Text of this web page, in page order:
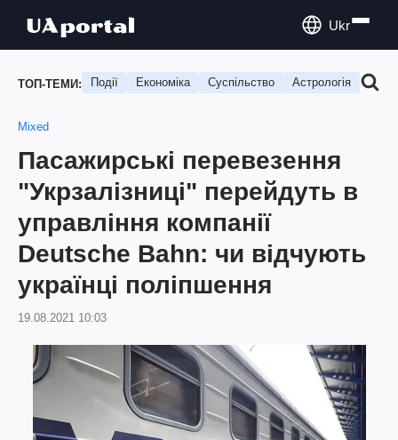
Ukr
ТОП-ТЕМИ: Події Економіка Суспільство Астрологія
Mixed
Пасажирські перевезення
"Укрзалізниці" перейдуть в
управління компанії
Deutsche Bahn: чи відчують
українці поліпшення
19.08.2021 10:03